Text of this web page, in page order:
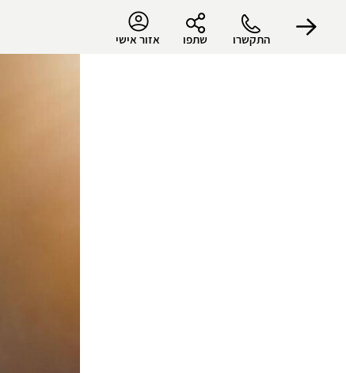
התקשרו שתפו אזור אישי